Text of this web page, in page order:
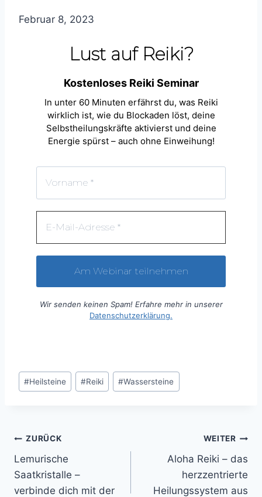
Februar 8, 2023
Lust auf Reiki?
Kostenloses Reiki Seminar
In unter 60 Minuten erfährst du, was Reiki
wirklich ist, wie du Blockaden löst, deine
Selbstheilungskräfte aktivierst und deine
Energie spürst – auch ohne Einweihung!
Wir senden keinen Spam! Erfahre mehr in unserer
Datenschutzerklärung.
Schlagworte:
#Heilsteine #Reiki #Wassersteine
Beitragsnavigation
ZURÜCK
Lemurische
Saatkristalle –
verbinde dich mit der
WEITER
Aloha Reiki – das
herzzentrierte
Heilungssystem aus